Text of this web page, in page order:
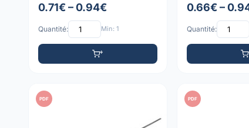
0.71€ – 0.94€
Quantité: Min: 1
0.66€ –
Quantité:
PDF PDF